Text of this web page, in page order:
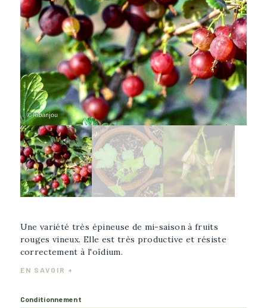
Afficher l'image plus grande
Une variété très épineuse de mi-saison à fruits
rouges vineux. Elle est très productive et résiste
correctement à l'oïdium.
EN SAVOIR +
Conditionnement